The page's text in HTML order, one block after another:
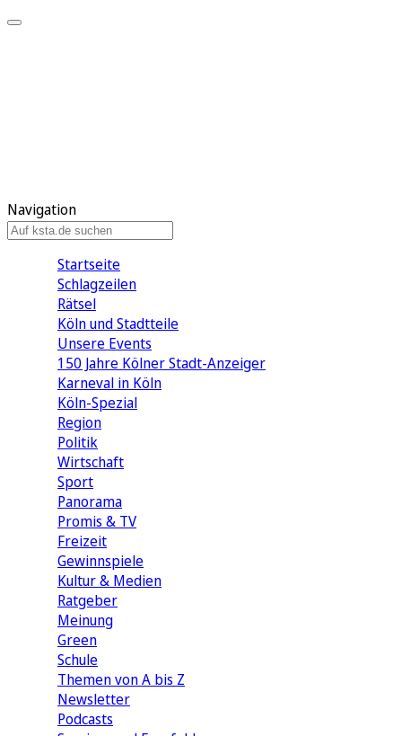
Navigation
Startseite
Schlagzeilen
Rätsel
Köln und Stadtteile
Unsere Events
150 Jahre Kölner Stadt-Anzeiger
Karneval in Köln
Köln-Spezial
Region
Politik
Wirtschaft
Sport
Panorama
Promis & TV
Freizeit
Gewinnspiele
Kultur & Medien
Ratgeber
Meinung
Green
Schule
Themen von A bis Z
Newsletter
Podcasts